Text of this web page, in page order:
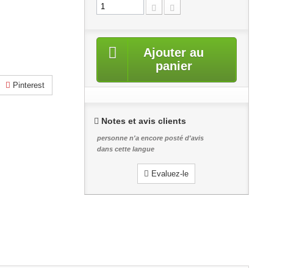
Pinterest
Ajouter au
panier
Notes et avis clients
personne n'a encore posté d'avis
dans cette langue
Evaluez-le